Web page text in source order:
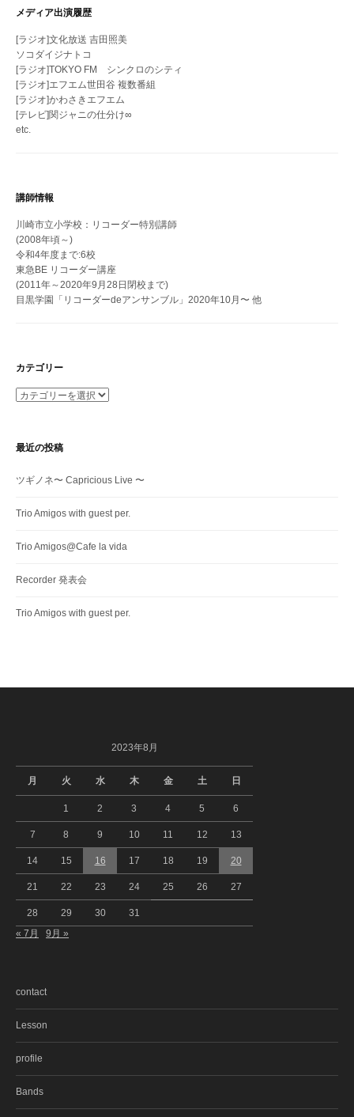
メディア出演履歴
[ラジオ]文化放送 吉田照美
ソコダイジナトコ
[ラジオ]TOKYO FM シンクロのシティ
[ラジオ]エフエム世田谷 複数番組
[ラジオ]かわさきエフエム
[テレビ]関ジャニの仕分け∞
etc.
講師情報
川崎市立小学校：リコーダー特別講師
(2008年頃～)
令和4年度まで:6校
東急BE リコーダー講座
(2011年～2020年9月28日閉校まで)
目黒学園「リコーダーdeアンサンブル」2020年10月〜 他
カテゴリー
カ
ー
最近の投稿
ツギノネ〜 Capricious Live 〜
Trio Amigos with guest per.
Trio Amigos@Cafe la vida
Recorder 発表会
Trio Amigos with guest per.
2023年8月
月 火 水 木 金 土 日
1 2 3 4 5 6
7 8 9 10 11 12 13
14 15 16 17 18 19 20
21 22 23 24 25 26 27
28 29 30 31
« 7月 9月 »
contact
Lesson
profile
Bands